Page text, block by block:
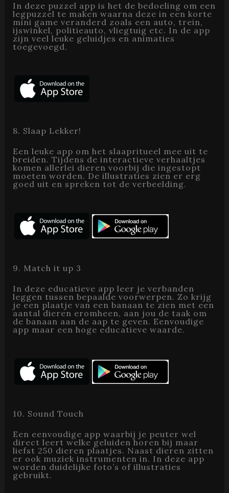
In deze puzzel app is het de bedoeling om een
legpuzzel te maken waarna deze in een korte
mini game veranderd zoals een auto, trein,
ijswinkel, politieauto, vliegtuig etc. In de app
zijn veel leuke geluidjes en animaties
toegevoegd.
8. Slaap Lekker!
Een leuke app om het slaapritueel mee uit te
breiden. Tijdens de interactieve verhaaltjes
komen allerlei dieren voorbij die ingestopt
moeten worden. De illustraties zien er erg
goed uit en spreken tot de verbeelding.
9. Match it up 3
In deze educatieve app leer je verbanden
leggen tussen bepaalde voorwerpen. Zo krijg
je een plaatje van een banaan te zien met een
aantal dieren eromheen, aan jou de taak om
de banaan aan de aap te geven. Eenvoudige
app maar een hoge educatieve waarde.
10. Sound Touch
Een eenvoudige app waarbij je peuter wel
direct leert welke geluiden horen bij maar
liefst 250 dieren plaatjes. Naast dieren zitten
er ook muziek instrumenten in. In deze app
worden duidelijke foto’s of illustraties
gebruikt.